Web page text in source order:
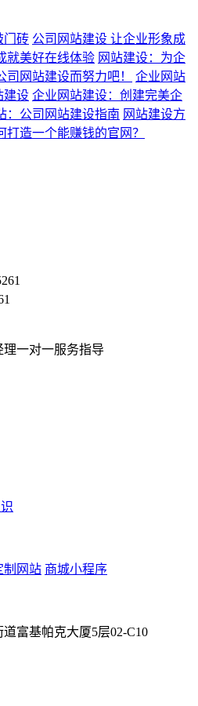
门砖 公司网站建设 让企业形象成
就美好在线体验 网站建设：为企
司网站建设而努力吧！
企业网站
设 企业网站建设：创建完美企
：公司网站建设指南 网站建设方
打造一个能赚钱的官网？
一对一服务指导
制网站 商城小程序
富基帕克大厦5层02-C10